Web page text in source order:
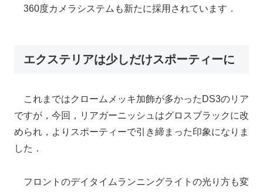
360度カメラシステムも新たに採用されています．
エクステリアは少しだけスポーティーに
これまではクロームメッキ加飾が多かったDS3のリア
ですが，今回，リアガーニッシュはグロスブラックに改
められ，よりスポーティーで引き締まった印象になりま
した．
フロントのデイタイムランニングライトの光り方も変